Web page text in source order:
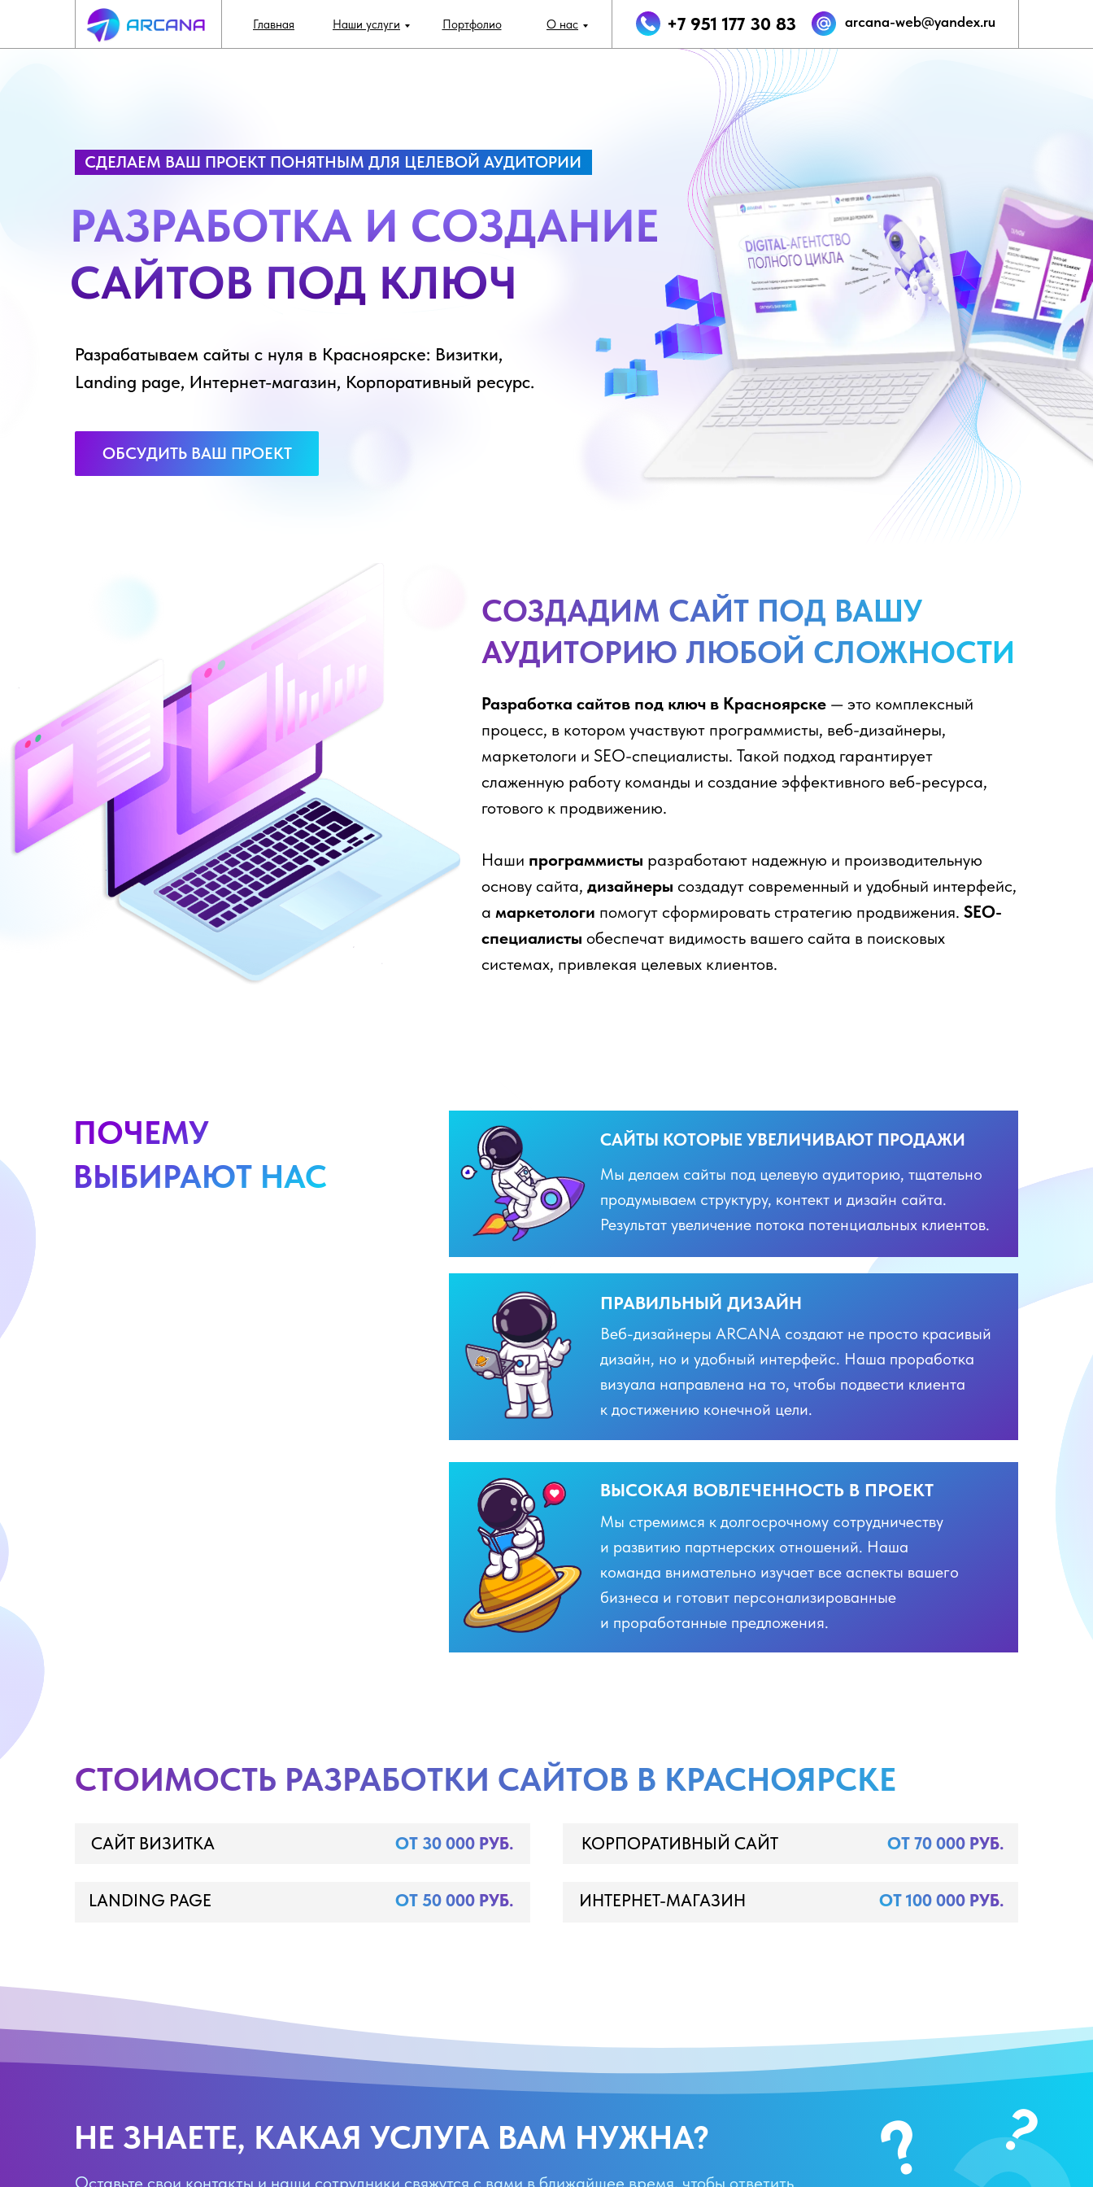
Главная Наши услуги +7 951 177 30 83
Портфолио О нас arcana-web@yandex.ru
Разрабатываем сайты с нуля в Красноярске: Визитки,
Landing page, Интернет-магазин, Корпоративный ресурс.
РАЗРАБОТКА И СОЗДАНИЕ
САЙТОВ ПОД КЛЮЧ
ОБСУДИТЬ ВАШ ПРОЕКТ
СДЕЛАЕМ ВАШ ПРОЕКТ ПОНЯТНЫМ ДЛЯ ЦЕЛЕВОЙ АУДИТОРИИ
Разработка сайтов под ключ в Красноярске — это комплексный
процесс, в котором участвуют программисты, веб-дизайнеры,
маркетологи и SEO-специалисты. Такой подход гарантирует
слаженную работу команды и создание эффективного веб-ресурса,
готового к продвижению.
Наши программисты разработают надежную и производительную
основу сайта, дизайнеры создадут современный и удобный интерфейс,
а маркетологи помогут сформировать стратегию продвижения. SEO-
специалисты обеспечат видимость вашего сайта в поисковых
системах, привлекая целевых клиентов.
СОЗДАДИМ САЙТ ПОД ВАШУ
АУДИТОРИЮ ЛЮБОЙ СЛОЖНОСТИ
ПОЧЕМУ
ВЫБИРАЮТ НАС
САЙТЫ КОТОРЫЕ УВЕЛИЧИВАЮТ ПРОДАЖИ
Мы делаем сайты под целевую аудиторию, тщательно
продумываем структуру, контект и дизайн сайта.
Результат увеличение потока потенциальных клиентов.
ВЫСОКАЯ ВОВЛЕЧЕННОСТЬ В ПРОЕКТ
Мы стремимся к долгосрочному сотрудничеству
и развитию партнерских отношений. Наша
команда внимательно изучает все аспекты вашего
бизнеса и готовит персонализированные
и проработанные предложения.
ПРАВИЛЬНЫЙ ДИЗАЙН
Веб-дизайнеры ARCANA создают не просто красивый
дизайн, но и удобный интерфейс. Наша проработка
визуала направлена на то, чтобы подвести клиента
к достижению конечной цели.
СТОИМОСТЬ РАЗРАБОТКИ САЙТОВ В КРАСНОЯРСКЕ
САЙТ ВИЗИТКА
LANDING PAGE
ОТ 30 000 РУБ.
ОТ 50 000 РУБ.
КОРПОРАТИВНЫЙ САЙТ
ИНТЕРНЕТ-МАГАЗИН
ОТ 70 000 РУБ.
ОТ 100 000 РУБ.
НЕ ЗНАЕТЕ, КАКАЯ УСЛУГА ВАМ НУЖНА?
Оставьте свои контакты и наши сотрудники свяжутся с вами в ближайшее время, чтобы ответить
? ?